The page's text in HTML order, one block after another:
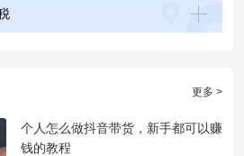
更多 >
​个人怎么做抖音带货，新手都可以赚
钱的教程